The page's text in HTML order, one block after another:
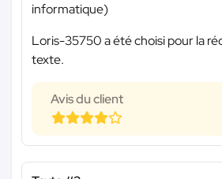
informatique)
Loris-35750 a été choisi pour la
texte.
Avis du client